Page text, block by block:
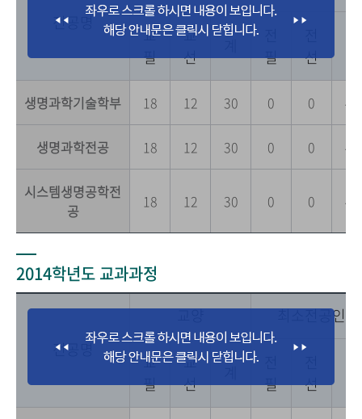
전공명
교
필
교
선
필
선
생명과학기술학부 18 12 30 0 0 42
생명과학전공 18 12 30 0 0 42
시스템생명공학전
공
18 12 30 0 0 42
2014학년도 교과과정
전공명
교양 최소전공인
교
필
교
선
필
선